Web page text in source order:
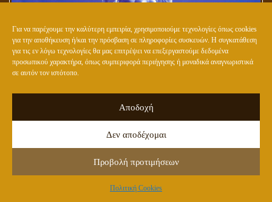
Για να παρέχουμε την καλύτερη εμπειρία, χρησιμοποιούμε τεχνολογίες όπως cookies
για την αποθήκευση ή/και την πρόσβαση σε πληροφορίες συσκευών. Η συγκατάθεση
για τις εν λόγω τεχνολογίες θα μας επιτρέψει να επεξεργαστούμε δεδομένα
προσωπικού χαρακτήρα, όπως συμπεριφορά περιήγησης ή μοναδικά αναγνωριστικά
σε αυτόν τον ιστότοπο.
Αποδοχή
Δεν αποδέχομαι
Προβολή προτιμήσεων
Πολιτική Cookies
ΕΤΟΙΜΑΖΟΥΝ ΤΟ ΝΕΟ (ΥΒΡΙΔΙΚΟ) ΕΙΔΟΣ ΑΝΘΡΩΠΟΥ;